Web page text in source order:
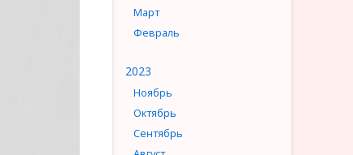
Март
Февраль
2023
Ноябрь
Октябрь
Сентябрь